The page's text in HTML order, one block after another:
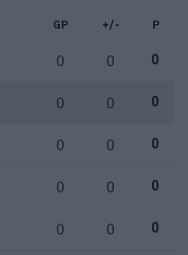
GP +/- P
0 0 0
0 0 0
0 0 0
0 0 0
0 0 0